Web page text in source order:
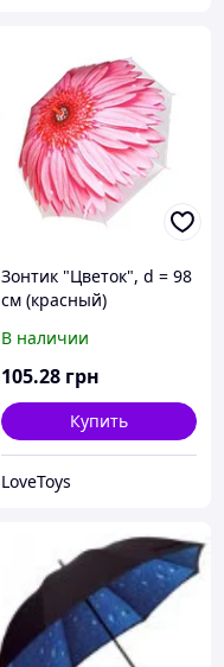
Зонтик "Цветок", d = 98
см (красный)
В наличии
105.28 грн
Купить
LoveToys